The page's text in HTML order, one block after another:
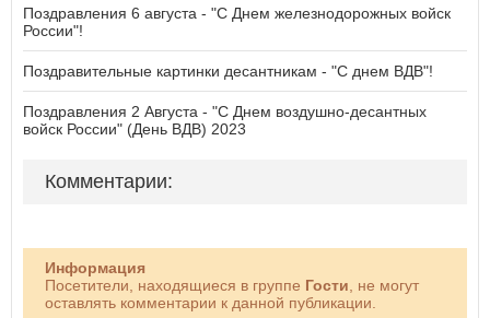
Поздравления 6 августа - "С Днем железнодорожных войск
России"!
Поздравительные картинки десантникам - "С днем ВДВ"!
Поздравления 2 Августа - "С Днем воздушно-десантных
войск России" (День ВДВ) 2023
Комментарии:
Информация
Посетители, находящиеся в группе Гости , не могут
оставлять комментарии к данной публикации.